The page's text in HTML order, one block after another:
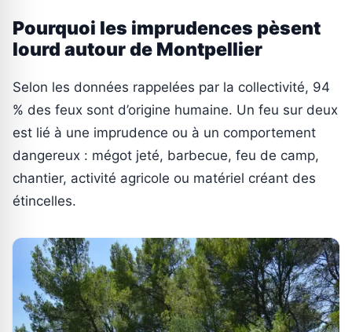
Pourquoi les imprudences pèsent
lourd autour de Montpellier
Selon les données rappelées par la collectivité, 94
% des feux sont d’origine humaine. Un feu sur deux
est lié à une imprudence ou à un comportement
dangereux : mégot jeté, barbecue, feu de camp,
chantier, activité agricole ou matériel créant des
étincelles.